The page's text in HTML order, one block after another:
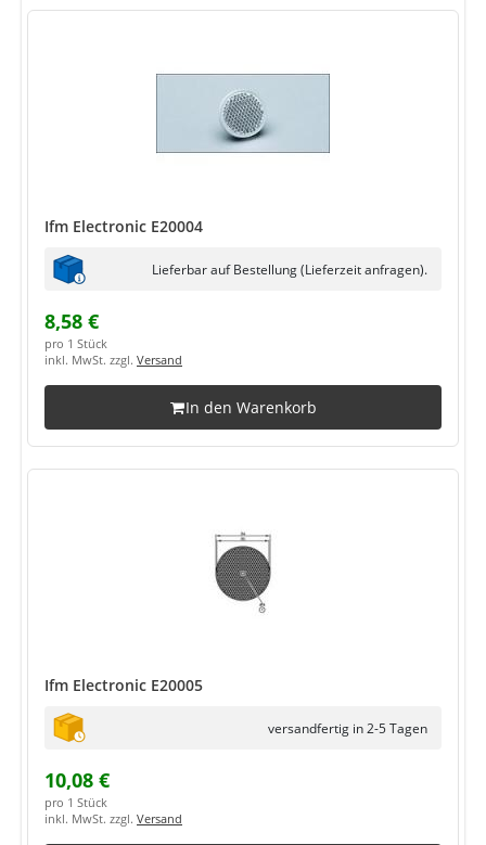
Ifm Electronic E20004
Lieferbar auf Bestellung (Lieferzeit anfragen).
8,58 €
pro 1 Stück
inkl. MwSt. zzgl. Versand
In den Warenkorb
Ifm Electronic E20005
versandfertig in 2-5 Tagen
10,08 €
pro 1 Stück
inkl. MwSt. zzgl. Versand